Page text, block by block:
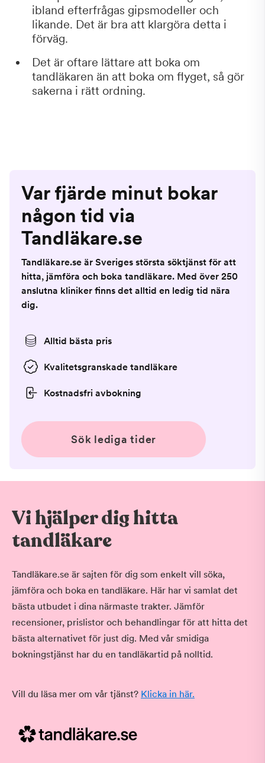
ibland efterfrågas gipsmodeller och
likande. Det är bra att klargöra detta i
förväg.
Det är oftare lättare att boka om
tandläkaren än att boka om flyget, så gör
sakerna i rätt ordning.
Var fjärde minut bokar
någon tid via
Tandläkare.se
Tandläkare.se är Sveriges största söktjänst för att
hitta, jämföra och boka tandläkare. Med över 250
anslutna kliniker finns det alltid en ledig tid nära
dig.
Alltid bästa pris
Kvalitetsgranskade tandläkare
Kostnadsfri avbokning
Sök lediga tider
Vi hjälper dig hitta
tandläkare
Tandläkare.se är sajten för dig som enkelt vill söka,
jämföra och boka en tandläkare. Här har vi samlat det
bästa utbudet i dina närmaste trakter. Jämför
recensioner, prislistor och behandlingar för att hitta det
bästa alternativet för just dig. Med vår smidiga
bokningstjänst har du en tandläkartid på nolltid.
Vill du läsa mer om vår tjänst? Klicka in här.